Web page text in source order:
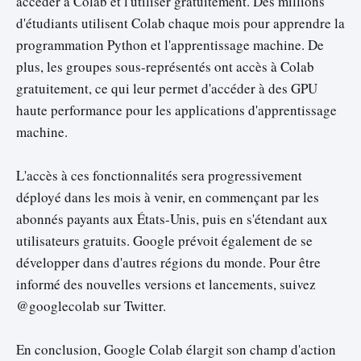
d'étudiants utilisent Colab chaque mois pour apprendre la
programmation Python et l'apprentissage machine. De
plus, les groupes sous-représentés ont accès à Colab
gratuitement, ce qui leur permet d'accéder à des GPU
haute performance pour les applications d'apprentissage
machine.
L'accès à ces fonctionnalités sera progressivement
déployé dans les mois à venir, en commençant par les
abonnés payants aux États-Unis, puis en s'étendant aux
utilisateurs gratuits. Google prévoit également de se
développer dans d'autres régions du monde. Pour être
informé des nouvelles versions et lancements, suivez
@googlecolab sur Twitter.
En conclusion, Google Colab élargit son champ d'action